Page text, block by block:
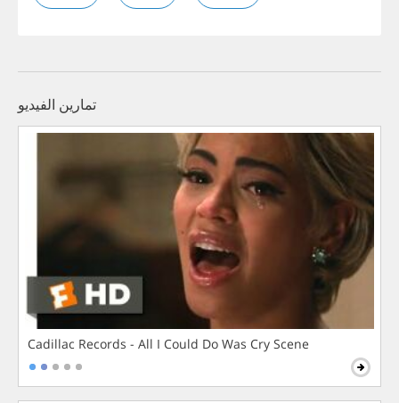
تمارين الفيديو
Cadillac Records - All I Could Do Was Cry Scene